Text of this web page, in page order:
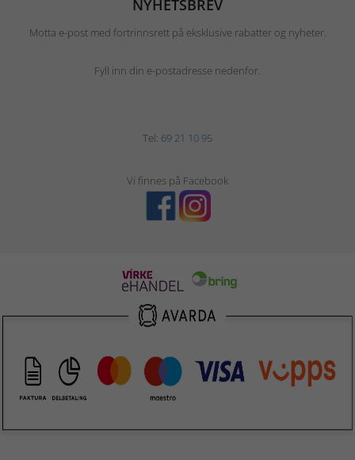
NYHETSBREV
Motta e-post med fortrinnsrett på eksklusive rabatter og nyheter.
Fyll inn din e-postadresse nedenfor.
Tel: 69 21 10 95
Vi finnes på Facebook